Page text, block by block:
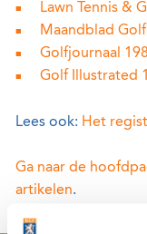
Lawn Tennis &
Maandblad
Golfjournaal
Golf Illustrated
Lees ook: Het
Ga naar de
artikelen.